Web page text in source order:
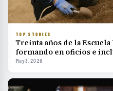
TOP STORIES
Treinta años de la
formando en oficios e
May 3, 2026